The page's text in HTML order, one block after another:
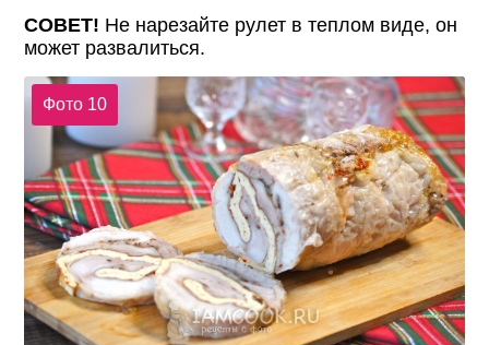
СОВЕТ! Не нарезайте рулет в теплом виде, он
может развалиться.
Фото 10